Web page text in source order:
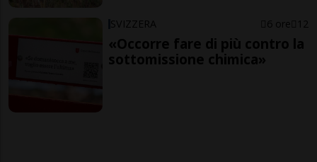
SVIZZERA 6 ore 12
«Occorre fare di più contro la
sottomissione chimica»